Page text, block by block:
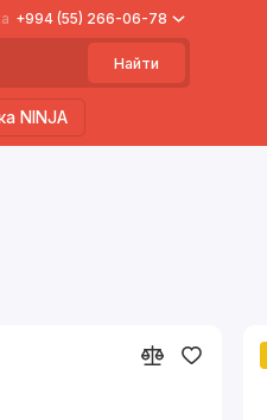
+994 (55) 266-06-78
Найти
NINJA